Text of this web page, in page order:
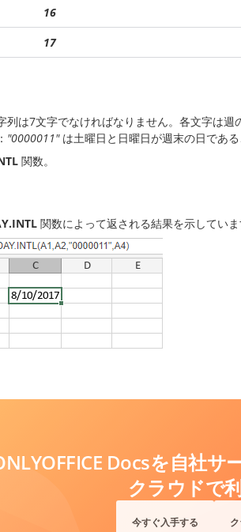
16
17
列は7文字でなければなりません。各文字は
"0000011"は土曜日と日曜日が週末の日であ
関数。
関数によって返される結果を示していま
Docsを自社サ
クラウドで
今すぐ入手する